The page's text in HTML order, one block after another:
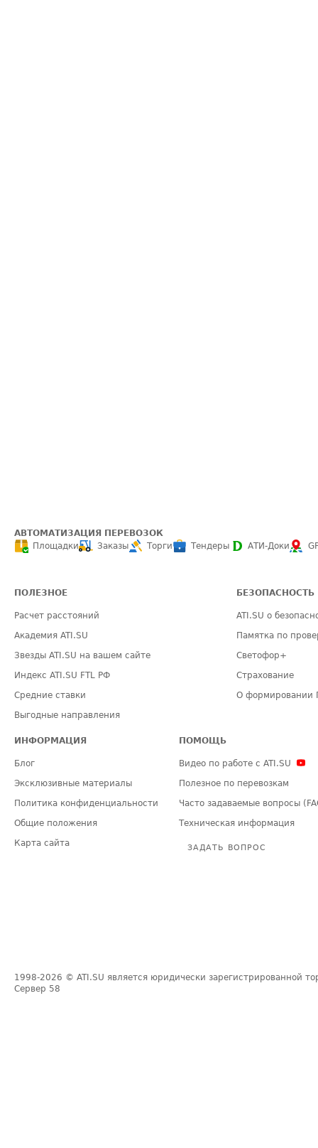
АВТОМАТИЗАЦИЯ ПЕРЕВОЗОК
Площадки
Заказы Торги Тендеры АТИ-Доки
ПОЛЕЗНОЕ
Расчет расстояний
Академия ATI.SU
Звезды ATI.SU на вашем сайте
Индекс ATI.SU FTL РФ
Средние ставки
Выгодные направления
БЕЗОПАСНОСТЬ
ATI.SU о
Памятка по
Светофор+
Страхование
О формировании
ИНФОРМАЦИЯ
Блог
Эксклюзивные материалы
Политика конфиденциальности
Общие положения
Карта сайта
ПОМОЩЬ
Видео по работе с ATI.SU
Полезное по перевозкам
Часто задаваемые вопросы
Техническая информация
ЗАДАТЬ ВОПРОС
1998-2026 © ATI.SU является юридически зарегистрированной
Сервер 58